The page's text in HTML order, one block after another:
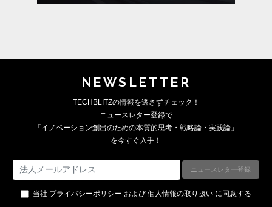
NEWSLETTER
TECHBLITZの情報を逃さずチェック！
ニュースレター登録で
「イノベーション創出のための本質的思考・戦略論・実践論」
を今すぐ入手！
当社 プライバシーポリシー および 個人情報の取り扱い に同意する